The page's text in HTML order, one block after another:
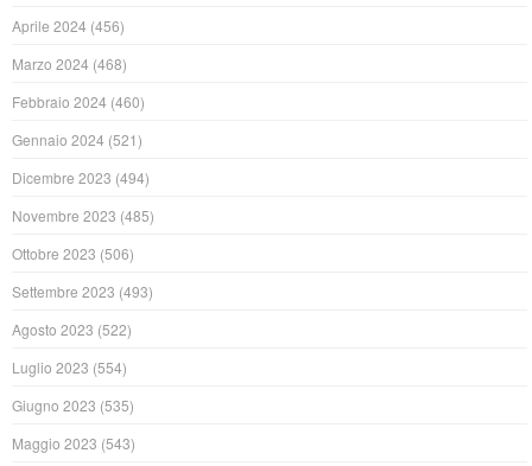
Aprile 2024 (456)
Marzo 2024 (468)
Febbraio 2024 (460)
Gennaio 2024 (521)
Dicembre 2023 (494)
Novembre 2023 (485)
Ottobre 2023 (506)
Settembre 2023 (493)
Agosto 2023 (522)
Luglio 2023 (554)
Giugno 2023 (535)
Maggio 2023 (543)